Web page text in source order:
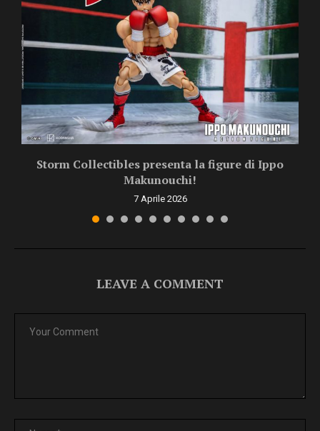
Storm Collectibles presenta la figure di Ippo
Makunouchi!
7 Aprile 2026
LEAVE A COMMENT